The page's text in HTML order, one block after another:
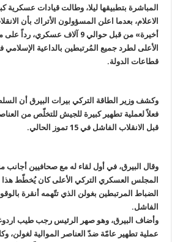
المباشرة بتطبيقها ليلا، وطالت قيادات
الاعلام، بعدما اعلن المسؤولون الأتراك بأن
أخيرة» من قبل حوالي 9 آلاف
الأعلى لطرد جميع المُرتبطين بالداعية
قطاعات الدولة.
وكشف وزير الطاقة التركي بيرات البيرق أن
فعلاً لعملية تطهير كبيرة للجيش للتخلّص من
قبل الانقلاب الفاشل في 15 تموز الحالي.
وقال البيرق، في أول لقاء له مع صحافيين أجانب
المجلس العسكري التركي الأعلى كان يُخطّط هذا
الضباط المرتبطين بغولن الذي تتّهمه أنقرة
الفاشل.
وأضاف البيرق، وهو صهر الرئيس رجب طيب
عملية تطهير عامّة ضدّ العناصر الموالية لغولن،